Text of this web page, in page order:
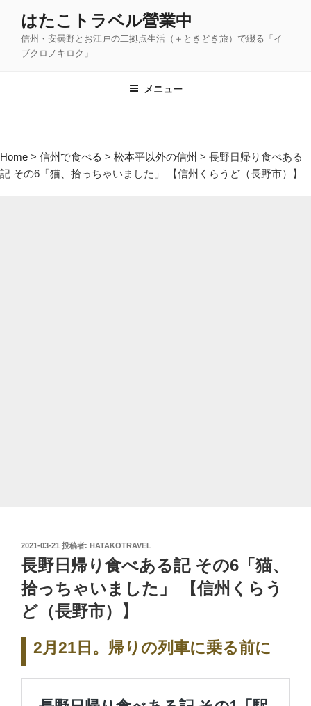
プ
はたこトラベル營業中
信州・安曇野とお江戸の二拠点生活（＋ときどき旅）で綴る「イ
ブクロノキロク」
メニュー
Home > 信州で食べる > 松本平以外の信州 > 長野日帰り食べある
記 その6「猫、拾っちゃいました」 【信州くらうど（長野市）】
投
稿
日:
2021-03-21 投稿者: HATAKOTRAVEL
長野日帰り食べある記 その6「猫、
拾っちゃいました」 【信州くらう
ど（長野市）】
2月21日。帰りの列車に乗る前に